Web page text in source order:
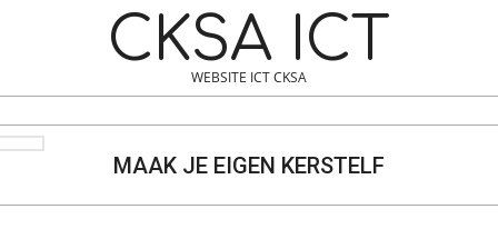
CKSA ICT
WEBSITE ICT CKSA
MAAK JE EIGEN KERSTELF